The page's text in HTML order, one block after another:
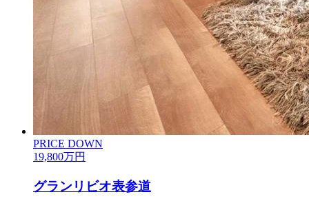
PRICE DOWN
19,800万円
グランリビオ表参道